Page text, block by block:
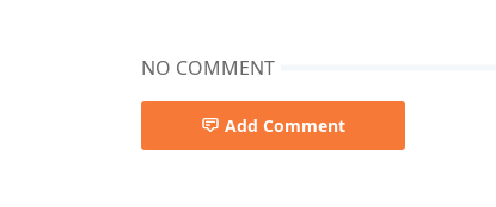
NO COMMENT
Add Comment